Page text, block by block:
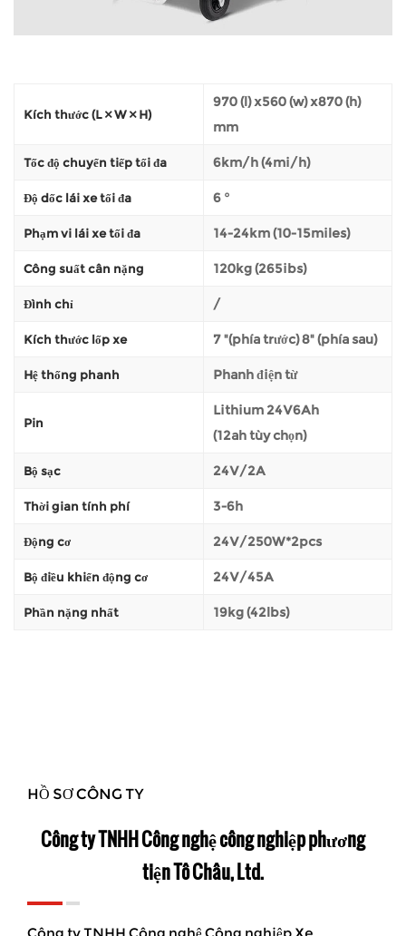
Kích thước (L × W × H)
970 (l) x560 (w) x870 (h)
mm
Tốc độ chuyển tiếp tối đa 6km/h (4mi/h)
Độ dốc lái xe tối đa 6 °
Phạm vi lái xe tối đa 14-24km (10-15miles)
Công suất cân nặng 120kg (265ibs)
Đình chỉ /
Kích thước lốp xe 7 "(phía trước) 8" (phía sau)
Hệ thống phanh Phanh điện từ
Pin
Lithium 24V6Ah
(12ah tùy chọn)
Bộ sạc 24V/2A
Thời gian tính phí 3-6h
Động cơ 24V/250W*2pcs
Bộ điều khiển động cơ 24V/45A
Phần nặng nhất 19kg (42lbs)
HỒ SƠ CÔNG TY
Công ty TNHH Công nghệ công nghiệp phương
tiện Tô Châu, Ltd.